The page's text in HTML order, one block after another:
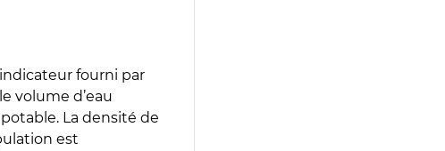
fourni par
volume d’eau
La densité de
est